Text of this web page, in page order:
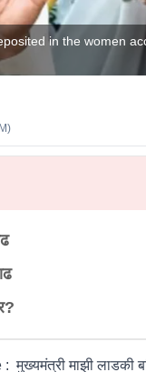
in the women
)
माझी लाडकी